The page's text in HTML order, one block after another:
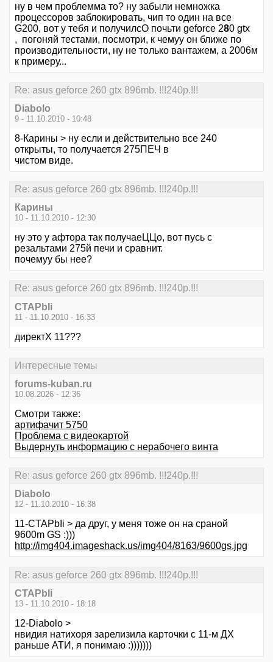
ну в чем проблемма то? ну забыли немножка
процессоров заблокировать, чип то один на все
G200, вот у тебя и получилсО почьти geforce 280 gtx
, погоняй тестами, посмотри, к чемуу он ближе по
производительности, ну не только вантажем, а 2006м
к примеру...
Re: asus geforce 260 gtx 896mb. !!!240p.!!!
Diabolo
9 - 11.10.2010 - 10:48
8-Карины > ну если и действительно все 240
открыты, то получается 275ПЕЧ в
чистом виде.
Re: asus geforce 260 gtx 896mb. !!!240p.!!!
Карины
10 - 11.10.2010 - 12:30
ну это у афтора так получаеЦЦо, вот пусь с
резальтами 275й печи и сравнит.
почемуу бы нее?
Re: asus geforce 260 gtx 896mb. !!!240p.!!!
CTAPbIi
11 - 11.10.2010 - 16:33
директХ 11???
Интересные темы
forums-kuban.ru
10.08.2026 - 12:36
Смотри также:
артифачит 5750
Проблема с видеокартой
Выдернуть информацию с нерабочего винта
Re: asus geforce 260 gtx 896mb. !!!240p.!!!
Diabolo
12 - 11.10.2010 - 16:38
11-CTAPbIi > да друг, у меня тоже он на сраной
9600m GS :)))
http://img404.imageshack.us/img404/8163/9600gs.jpg
Re: asus geforce 260 gtx 896mb. !!!240p.!!!
CTAPbIi
13 - 11.10.2010 - 18:18
12-Diabolo >
нвидия натихоря зарелизила карточки с 11-м ДХ
раньше АТИ, я понимаю :)))))))